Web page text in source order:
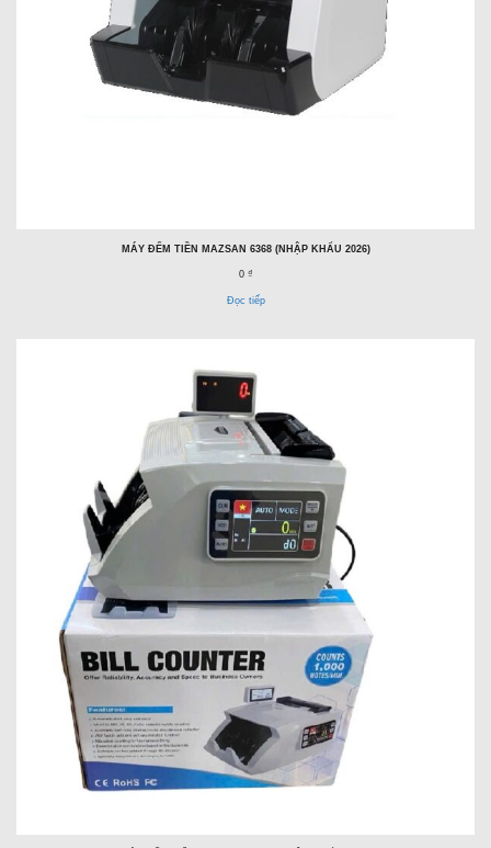
MÁY ĐẾM TIỀN MAZSAN 6368 (NHẬP KHẨU 2026)
0 ₫
Đọc tiếp